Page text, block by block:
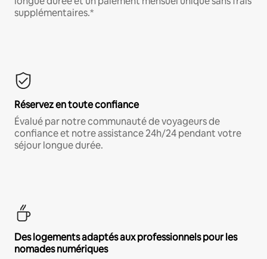
supplémentaires.*
Réservez en toute confiance
Évalué par notre communauté de voyageurs de
confiance et notre assistance 24h/24 pendant votre
séjour longue durée.
Des logements adaptés aux professionnels pour les
nomades numériques